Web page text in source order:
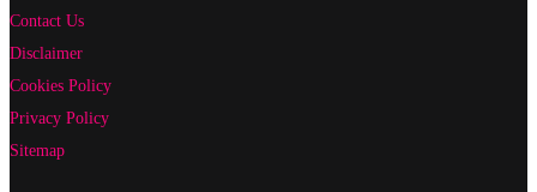
Contact Us
Disclaimer
Cookies Policy
Privacy Policy
Sitemap